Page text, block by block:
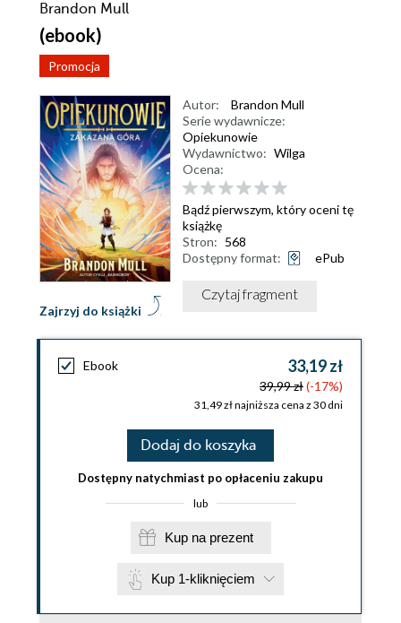
Brandon Mull
(ebook)
Promocja
Zajrzyj do książki
Autor:
Brandon Mull
Serie wydawnicze:
Opiekunowie
Wydawnictwo: Wilga
Ocena:
Bądź pierwszym, który oceni tę
książkę
Stron: 568
Dostępny format:
ePub
Czytaj fragment
Ebook 33,19 zł
39,99 zł(-17%)
31,49 zł najniższa cena z 30 dni
Dodaj do koszyka
Dostępny natychmiast po opłaceniu zakupu
lub
Kup na prezent
Kup 1-kliknięciem